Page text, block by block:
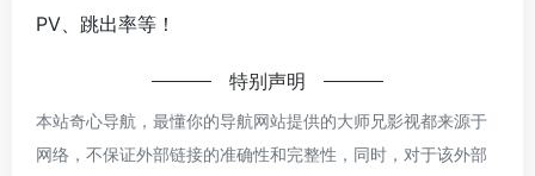
PV、跳出率等！
特别声明
本站奇心导航，最懂你的导航网站提供的大师兄影视都来源于
网络，不保证外部链接的准确性和完整性，同时，对于该外部